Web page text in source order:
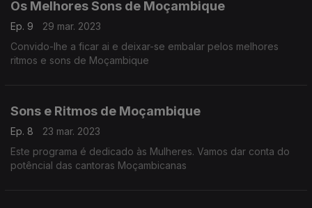
Os Melhores Sons de Moçambique
Ep. 9
29 mar. 2023
Convido-lhe a ficar ai e deixar-se embalar pelos melhores
ritmos e sons de Moçambique
Sons e Ritmos de Moçambique
Ep. 8
23 mar. 2023
Este programa é dedicado às Mulheres. Vamos dar conta do
potêncial das cantoras Moçambicanas